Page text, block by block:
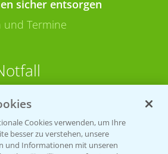
sicher entsorgen
und Termine
WhatsApp
346 564 1
Cookies verwenden, um Ihre
besser zu verstehen, unsere
und Informationen mit unseren